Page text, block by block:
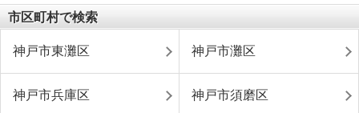
市区町村で検索
神戸市東灘区 神戸市灘区
神戸市兵庫区 神戸市須磨区